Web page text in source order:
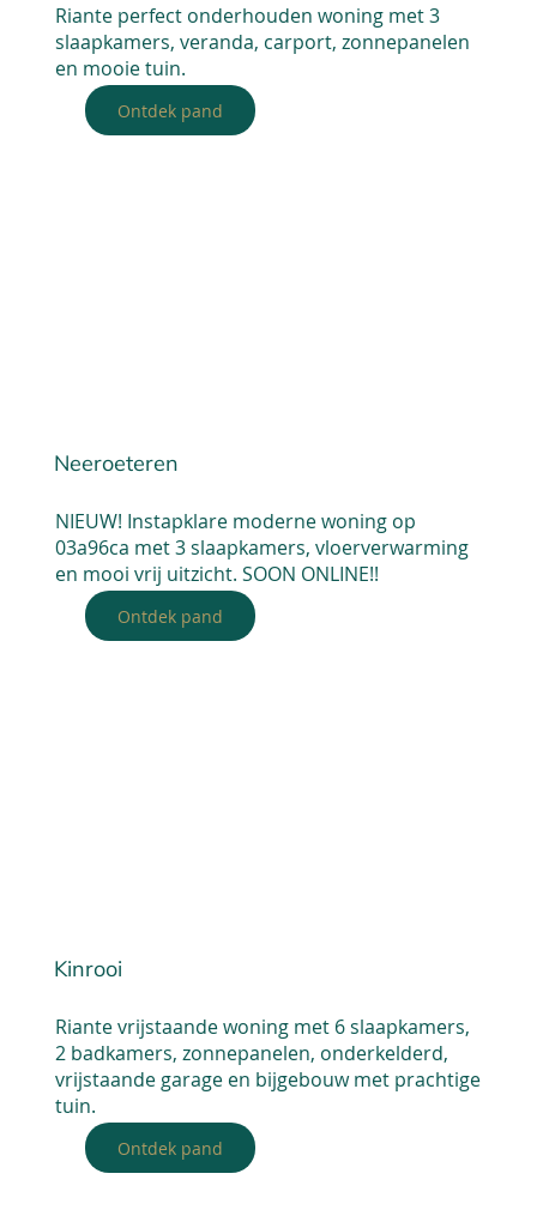
Riante perfect onderhouden woning met 3
slaapkamers, veranda, carport, zonnepanelen
en mooie tuin.
Ontdek pand
Neeroeteren
NIEUW! Instapklare moderne woning op
03a96ca met 3 slaapkamers, vloerverwarming
en mooi vrij uitzicht. SOON ONLINE!!
Ontdek pand
Kinrooi
Riante vrijstaande woning met 6 slaapkamers,
2 badkamers, zonnepanelen, onderkelderd,
vrijstaande garage en bijgebouw met prachtige
tuin.
Ontdek pand